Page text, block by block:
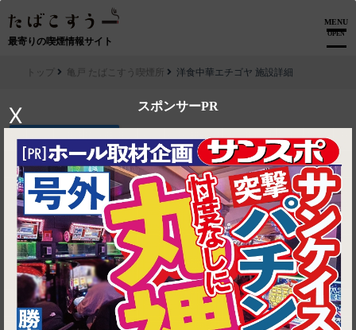
最寄りの喫煙情報サイト
MENU
OPEN
スポンサーPR
X
トップ 亀戸 たばこすう喫煙所 洋食中華エチゴヤ 施設詳細
▶ ルートを見る
亀戸 たばこすう喫煙所│洋食中華エチゴヤ